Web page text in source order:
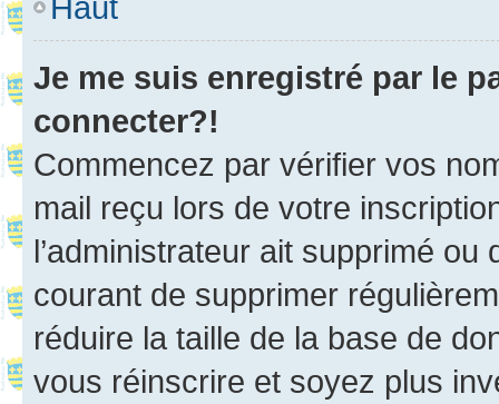
Je me suis enregistré par le
connecter?!
Commencez par vérifier vos
mail reçu lors de votre
l’administrateur ait supprimé
courant de supprimer
réduire la taille de la base de
vous réinscrire et soyez plus